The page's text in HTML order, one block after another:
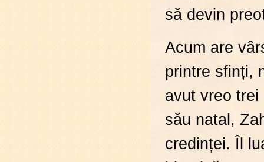
să devin
Acum are
printre sfinți,
avut vreo
său natal,
credinței. Îl